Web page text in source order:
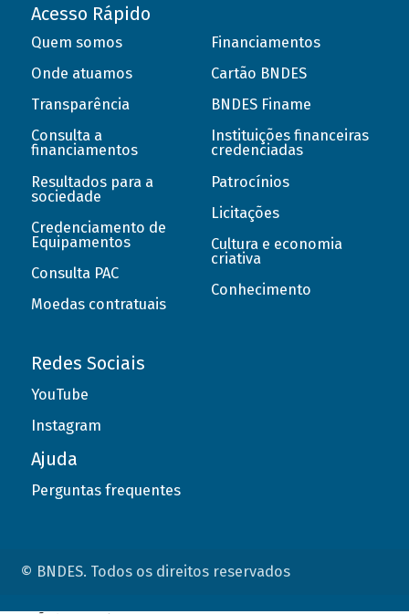
Acesso Rápido
Quem somos
Onde atuamos
Transparência
Consulta a
financiamentos
Resultados para a
sociedade
Credenciamento de
Equipamentos
Consulta PAC
Moedas contratuais
Financiamentos
Cartão BNDES
BNDES Finame
Instituições financeiras
credenciadas
Patrocínios
Licitações
Cultura e economia
criativa
Conhecimento
Redes Sociais
YouTube
Instagram
Ajuda
Perguntas frequentes
© BNDES. Todos os direitos reservados